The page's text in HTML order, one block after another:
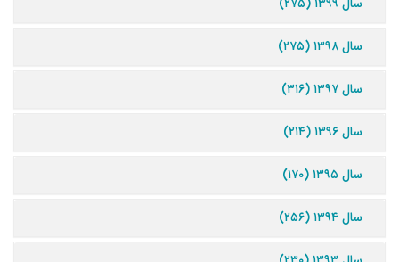
سال ۱۳۹۸ (۲۷۵)
سال ۱۳۹۷ (۳۱۶)
سال ۱۳۹۶ (۲۱۴)
سال ۱۳۹۵ (۱۷۰)
سال ۱۳۹۴ (۲۵۶)